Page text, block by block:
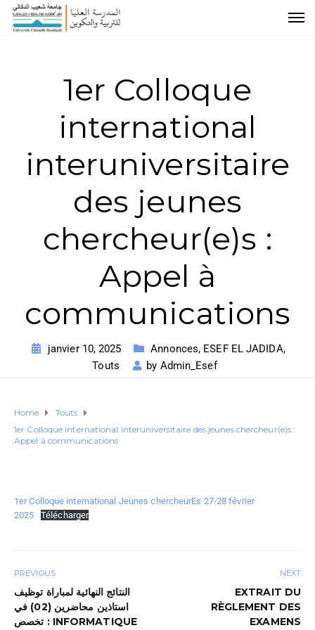
1er Colloque
international
interuniversitaire
des jeunes
chercheur(e)s :
Appel à
communications
janvier 10, 2025 Annonces, ESEF EL JADIDA,
Touts
by Admin_Esef
Home
Touts
1er Colloque international interuniversitaire des jeunes chercheur(e)s :
Appel à communications
1er Colloque international Jeunes chercheurEs 27-28 février
2025
Télécharger
PREVIOUS
النتائج النهائية لمباراة توظيف
استاذين محاضرين (02) في
تخصص : INFORMATIQUE
NEXT
EXTRAIT DU
RÈGLEMENT DES
EXAMENS